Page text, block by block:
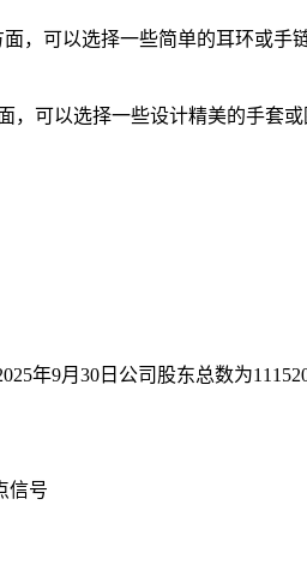
，可以选择一些简单的耳环或手
，可以选择一些设计精美的手套
年9月30日公司股东总数为
信号